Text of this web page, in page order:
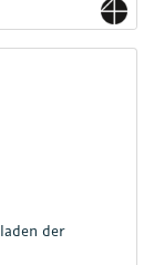
der